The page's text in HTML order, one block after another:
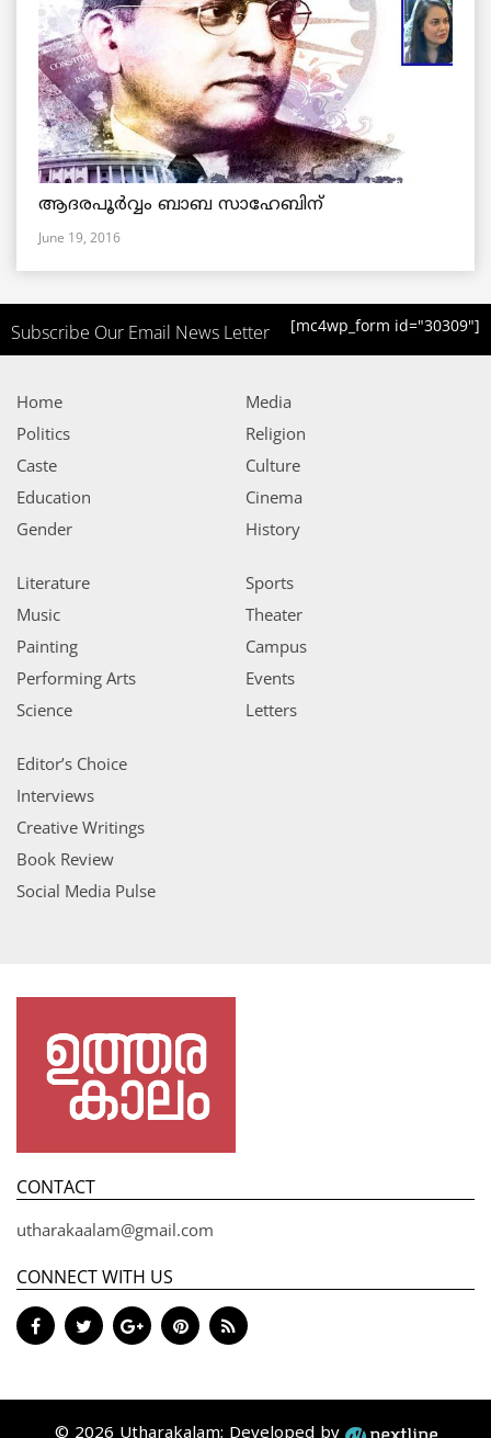
ആദരപൂര്‍വ്വം ബാബ സാഹേബിന്
June 19, 2016
Subscribe Our Email News Letter [mc4wp_form id="30309"]
Home
Politics
Caste
Education
Gender
Media
Religion
Culture
Cinema
History
Literature
Music
Painting
Performing Arts
Science
Sports
Theater
Campus
Events
Letters
Editor’s Choice
Interviews
Creative Writings
Book Review
Social Media Pulse
CONTACT
utharakaalam@gmail.com
CONNECT WITH US